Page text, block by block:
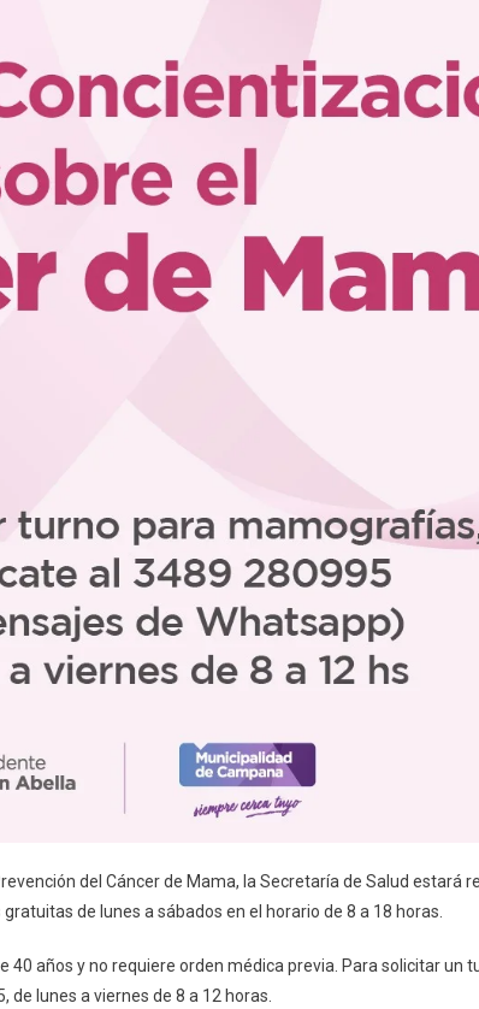
del Cáncer de Mama, la Secretaría de Salud estará
de lunes a sábados en el horario de 8 a 18 horas.
años y no requiere orden médica previa. Para solicitar un
lunes a viernes de 8 a 12 horas.